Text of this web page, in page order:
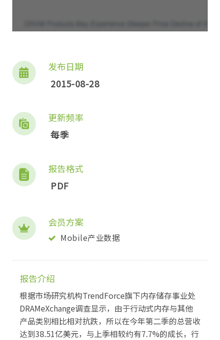
发布日期
2015-08-28
更新频率
每季
报告格式
PDF
会员方案
Mobile产业数据
报告介绍
根据市场研究机构TrendForce旗下内存储存事业处
DRAMeXchange调查显示，由于行动式内存与其他
产品类别相比相对抗跌，所以在今年第二季的总营收
达到38.51亿美元，与上季相较约有7.7%的成长，行